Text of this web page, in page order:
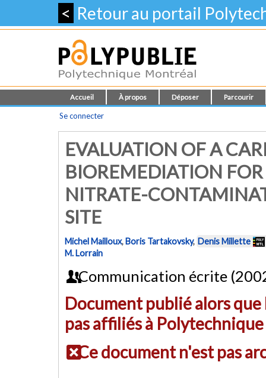
< Retour au portail
Accueil À propos Déposer Parcourir
Se connecter
EVALUATION OF A
BIOREMEDIATION
NITRATE-
SITE
Michel Mailloux,Boris Tartakovsky, Denis Millette
M. Lorrain
Communication écrite
Document publié alors
pas affiliés à
Ce document n'est pas